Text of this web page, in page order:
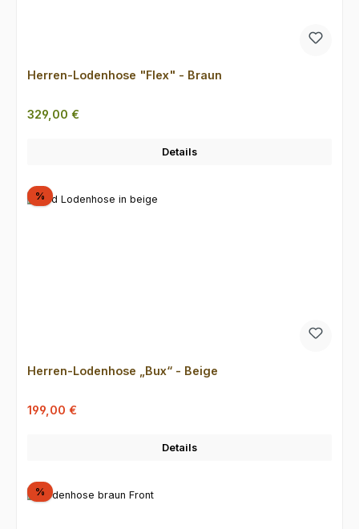
Herren-Lodenhose "Flex" - Braun
Regulärer Preis:
329,00 €
Details
%Rabatt
Herren-Lodenhose „Bux“ - Beige
Verkaufspreis:
199,00 €
Details
%Rabatt